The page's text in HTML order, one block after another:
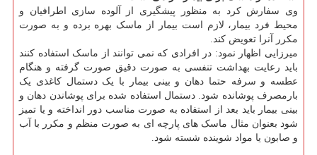
وی سفارش کرد به منظور پیشگیری از آلوده سازی اطرافیان و
محیط فرد بیمار، لازم است بیمار از ماسک بهره برده و به صورت
مکرر آنرا تعویض کند.
میرزایی اظهار نمود: در افرادی که نمی توانند از ماسک استفاده کنند
باید رعایت بهداشت تنفسی به صورت دقیق صورت گرفته و هنگام
عطسه و سرفه حتما دهان و بینی بیمار با یک دستمال کاغذی یک
بارمصرف پوشانده شود. دستمال استفاده شده برای پوشاندن دهان و
بینی بیمار باید بعد از استفاده به صورت مناسب دور انداخته و یا تمیز
شود بعنوان مثال ماسک های پارچه ای به صورت منظم و مکرر با آب
و صابون یا مواد شوینده شسته شود.